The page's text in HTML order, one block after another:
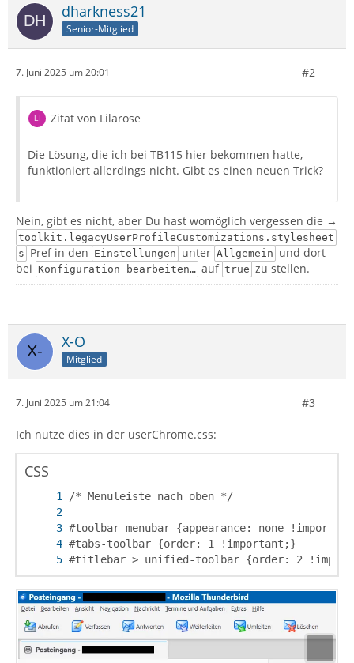
dharkness21
Senior-Mitglied
7. Juni 2025 um 20:01 #2
Zitat von Lilarose
Die Lösung, die ich bei TB115 hier bekommen hatte,
funktioniert allerdings nicht. Gibt es einen neuen Trick?
Nein, gibt es nicht, aber Du hast womöglich vergessen die →
toolkit.legacyUserProfileCustomizations.stylesheet
s Pref in den Einstellungen unter Allgemein und dort
bei Konfiguration bearbeiten… auf true zu stellen.
X-O
Mitglied
7. Juni 2025 um 21:04 #3
Ich nutze dies in der userChrome.css:
CSS
#titlebar > unified-toolbar {order: 2